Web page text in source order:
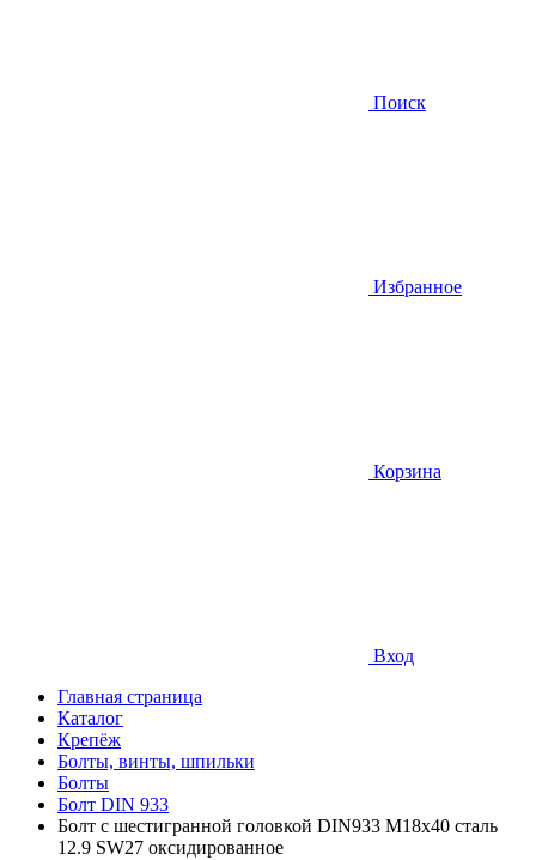
Поиск
Избранное
Корзина
Вход
Главная страница
Каталог
Крепёж
Болты, винты, шпильки
Болты
Болт DIN 933
Болт с шестигранной головкой DIN933 М18х40 сталь
12.9 SW27 оксидированное